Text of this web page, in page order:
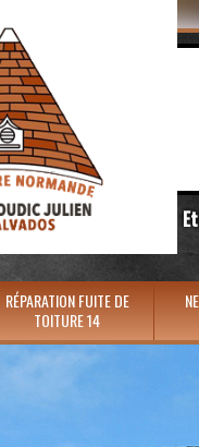
RÉPARATION FUITE DE
TOITURE 14